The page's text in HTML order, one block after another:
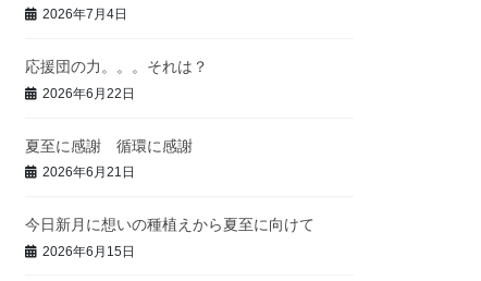
2026年7月4日
応援団の力。。。それは？
2026年6月22日
夏至に感謝 循環に感謝
2026年6月21日
今日新月に想いの種植えから夏至に向けて
2026年6月15日